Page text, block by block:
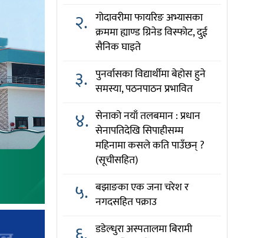
२. गोदावरीमा फायरिङ अभ्यासका
क्रममा ह्याण्ड ग्रिनेड विस्फोट, दुई
सैनिक घाइते
३. पुनर्वासका विद्यार्थीमा बेहोस हुने
समस्या, पठनपाठन प्रभावित
४. सेनाको नयाँ तलबमान : प्रधान
सेनापतिदेखि सिपाहीसम्म
महिनामा कसले कति पाउँछन् ?
(सूचीसहित)
५. बझाङका एक जना चरेश र
नगदसहित पक्राउ
डडेल्धुरा अस्पतालमा बिरामी